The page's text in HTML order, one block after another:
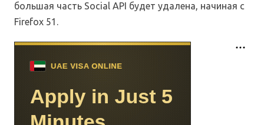
большая часть Social API будет удалена, начиная с
Firefox 51.